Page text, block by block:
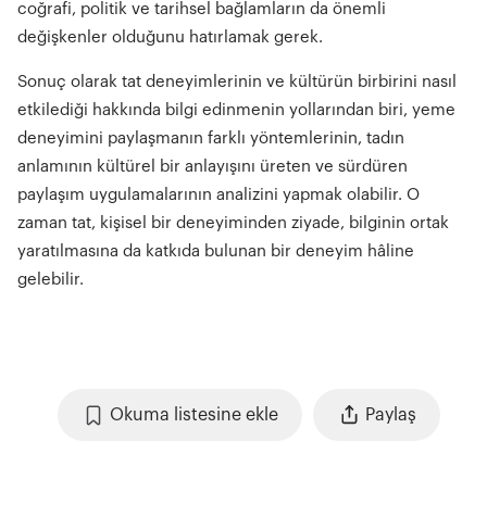
coğrafi, politik ve tarihsel bağlamların da önemli
değişkenler olduğunu hatırlamak gerek.
Sonuç olarak tat deneyimlerinin ve kültürün birbirini nasıl
etkilediği hakkında bilgi edinmenin yollarından biri, yeme
deneyimini paylaşmanın farklı yöntemlerinin, tadın
anlamının kültürel bir anlayışını üreten ve sürdüren
paylaşım uygulamalarının analizini yapmak olabilir. O
zaman tat, kişisel bir deneyiminden ziyade, bilginin ortak
yaratılmasına da katkıda bulunan bir deneyim hâline
gelebilir.
Okuma listesine ekle Paylaş